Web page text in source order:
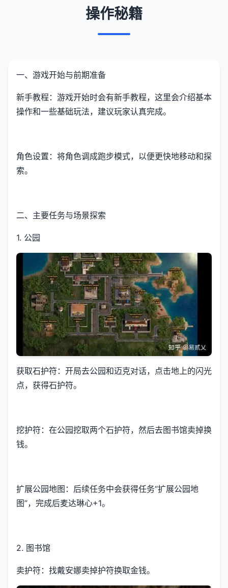
操作秘籍
一、游戏开始与前期准备
新手教程：游戏开始时会有新手教程，这里会介绍基本
操作和一些基础玩法，建议玩家认真完成。
角色设置：将角色调成跑步模式，以便更快地移动和探
索。
二、主要任务与场景探索
1. 公园
获取石护符：开局去公园和迈克对话，点击地上的闪光
点，获得石护符。
挖护符：在公园挖取两个石护符，然后去图书馆卖掉换
钱。
扩展公园地图：后续任务中会获得任务“扩展公园地
图”，完成后麦达琳心+1。
2. 图书馆
卖护符：找戴安娜卖掉护符换取金钱。